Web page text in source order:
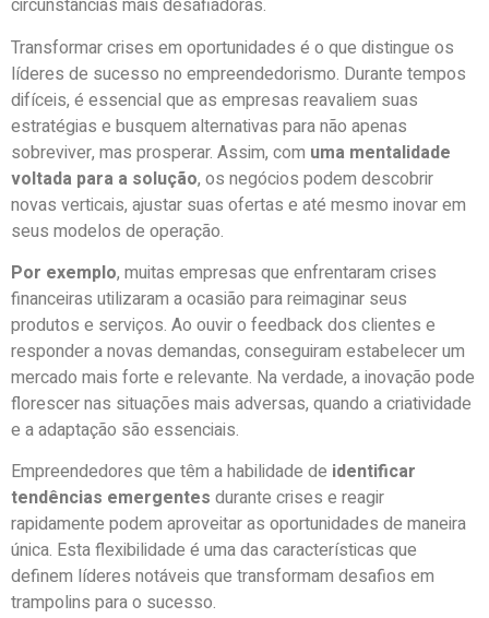
circunstâncias mais desafiadoras.
Transformar crises em oportunidades é o que distingue os
líderes de sucesso no empreendedorismo. Durante tempos
difíceis, é essencial que as empresas reavaliem suas
estratégias e busquem alternativas para não apenas
sobreviver, mas prosperar. Assim, com uma mentalidade
voltada para a solução, os negócios podem descobrir
novas verticais, ajustar suas ofertas e até mesmo inovar em
seus modelos de operação.
Por exemplo, muitas empresas que enfrentaram crises
financeiras utilizaram a ocasião para reimaginar seus
produtos e serviços. Ao ouvir o feedback dos clientes e
responder a novas demandas, conseguiram estabelecer um
mercado mais forte e relevante. Na verdade, a inovação pode
florescer nas situações mais adversas, quando a criatividade
e a adaptação são essenciais.
Empreendedores que têm a habilidade de identificar
tendências emergentes durante crises e reagir
rapidamente podem aproveitar as oportunidades de maneira
única. Esta flexibilidade é uma das características que
definem líderes notáveis que transformam desafios em
trampolins para o sucesso.